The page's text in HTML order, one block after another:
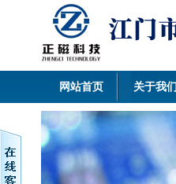
网站首页 关于我们